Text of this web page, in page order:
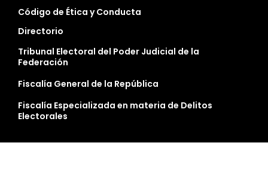
Código de Ética y Conducta
Directorio
Tribunal Electoral del Poder Judicial de la
Federación
Fiscalía General de la República
Fiscalía Especializada en materia de Delitos
Electorales